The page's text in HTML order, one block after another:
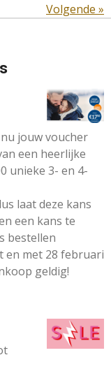
Volgende »
jouw voucher
een heerlijke
unieke 3- en 4-
laat deze kans
een kans te
bestellen
en met 28 februari
geldig!